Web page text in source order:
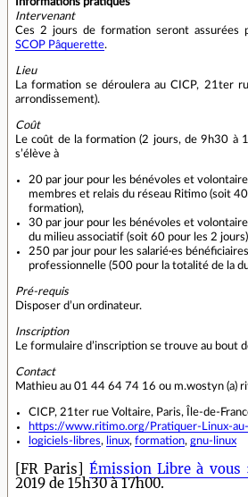
Intervenant
Ces 2 jours de formation seront assurées
SCOP Pâquerette.
Lieu
La formation se déroulera au CICP, 21ter
arrondissement).
Coût
Le coût de la formation (2 jours, de 9h30 à
s’élève à
20 par jour pour les bénévoles et
membres et relais du réseau Ritimo (soit
formation),
30 par jour pour les bénévoles et
du milieu associatif (soit 60 pour les 2
250 par jour pour les salarié·es
professionnelle (500 pour la totalité de la
Pré-requis
Disposer d’un ordinateur.
Inscription
Le formulaire d’inscription se trouve au bout
Contact
Mathieu au 01 44 64 74 16 ou m.wostyn (a)
CICP, 21ter rue Voltaire, Paris, Île-de-
https://www.ritimo.org/Pratiquer-Linux-
logiciels-libres, linux, formation, gnu-linux
[FR Paris] Émission Libre à vous
2019 de 15h30 à 17h00.